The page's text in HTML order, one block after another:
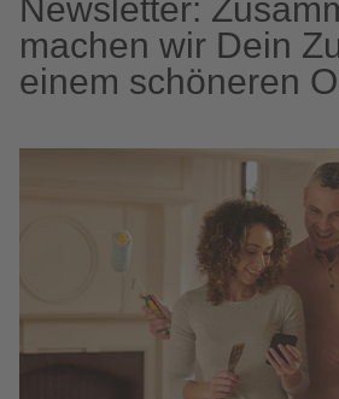
Newsletter:
machen wir Dein
einem schöneren